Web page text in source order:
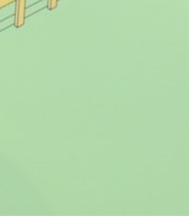
民防衛動員)演習,於12個
作,市長陳其邁陪同副總統
後撤、物資配售等課目,強